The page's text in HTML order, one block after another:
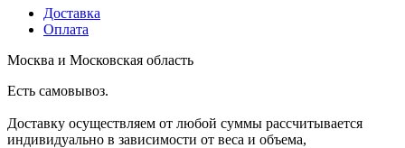
Доставка
Оплата
Москва и Московская область
Есть самовывоз.
Доставку осуществляем от любой суммы рассчитывается
индивидуально в зависимости от веса и объема,